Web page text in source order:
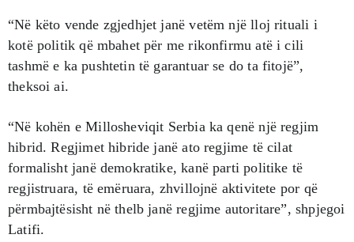
“Në këto vende zgjedhjet janë vetëm një lloj rituali i
kotë politik që mbahet për me rikonfirmu atë i cili
tashmë e ka pushtetin të garantuar se do ta fitojë”,
theksoi ai.
“Në kohën e Millosheviqit Serbia ka qenë një regjim
hibrid. Regjimet hibride janë ato regjime të cilat
formalisht janë demokratike, kanë parti politike të
regjistruara, të emëruara, zhvillojnë aktivitete por që
përmbajtësisht në thelb janë regjime autoritare”, shpjegoi
Latifi.